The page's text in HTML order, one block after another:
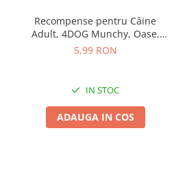
Recompense pentru Câine
Adult, 4DOG Munchy, Oase,
Vită, 10cm, 3 bucăți
5,99 RON
IN STOC
ADAUGA IN COS